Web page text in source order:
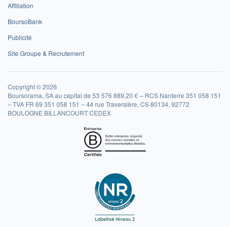
Affiliation
BoursoBank
Publicité
Site Groupe & Recrutement
Copyright © 2026
Boursorama, SA au capital de 53 576 889,20 € – RCS Nanterre 351 058 151
– TVA FR 69 351 058 151 – 44 rue Traversière, CS 80134, 92772
BOULOGNE BILLANCOURT CEDEX